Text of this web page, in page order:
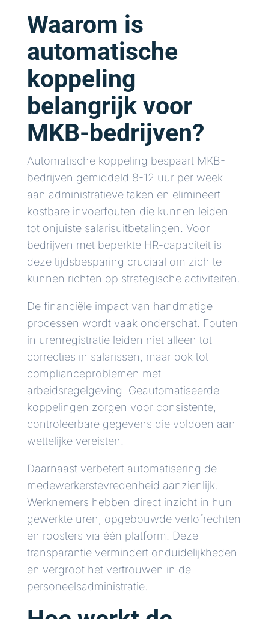
Waarom is
automatische
koppeling
belangrijk voor
MKB-bedrijven?
Automatische koppeling bespaart MKB-
bedrijven gemiddeld 8-12 uur per week
aan administratieve taken en elimineert
kostbare invoerfouten die kunnen leiden
tot onjuiste salarisuitbetalingen. Voor
bedrijven met beperkte HR-capaciteit is
deze tijdsbesparing cruciaal om zich te
kunnen richten op strategische activiteiten.
De financiële impact van handmatige
processen wordt vaak onderschat. Fouten
in urenregistratie leiden niet alleen tot
correcties in salarissen, maar ook tot
complianceproblemen met
arbeidsregelgeving. Geautomatiseerde
koppelingen zorgen voor consistente,
controleerbare gegevens die voldoen aan
wettelijke vereisten.
Daarnaast verbetert automatisering de
medewerkerstevredenheid aanzienlijk.
Werknemers hebben direct inzicht in hun
gewerkte uren, opgebouwde verlofrechten
en roosters via één platform. Deze
transparantie vermindert onduidelijkheden
en vergroot het vertrouwen in de
personeelsadministratie.